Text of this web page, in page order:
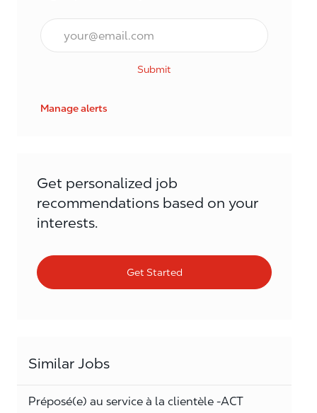
Email*
Submit
Manage alerts
Get personalized job
recommendations based on your
interests.
Get Started
Similar Jobs
Préposé(e) au service à la clientèle -ACT